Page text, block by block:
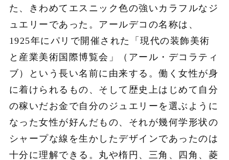
た、きわめてエスニック色の強いカラフルなジ
ュエリーであった。アールデコの名称は、
1925年にパリで開催された「現代の装飾美術
と産業美術国際博覧会」（アール・デコラティ
ブ）という長い名前に由来する。働く女性が身
に着けられるもの、そして歴史上はじめて自分
の稼いだお金で自分のジュエリーを選ぶように
なった女性が好んだもの、それが幾何学形状の
シャープな線を生かしたデザインであったのは
十分に理解できる。丸や楕円、三角、四角、菱